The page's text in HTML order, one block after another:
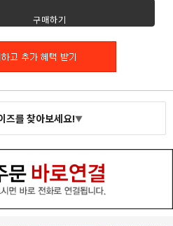
구매하기
즈를 찾아보세요!▼